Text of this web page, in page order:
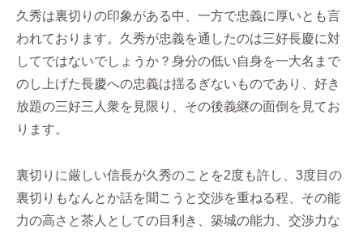
久秀は裏切りの印象がある中、一方で忠義に厚いとも言
われております。久秀が忠義を通したのは三好長慶に対
してではないでしょうか？身分の低い自身を一大名まで
のし上げた長慶への忠義は揺るぎないものであり、好き
放題の三好三人衆を見限り、その後義継の面倒を見てお
ります。
裏切りに厳しい信長が久秀のことを2度も許し、3度目の
裏切りもなんとか話を聞こうと交渉を重ねる程、その能
力の高さと茶人としての目利き、築城の能力、交渉力な